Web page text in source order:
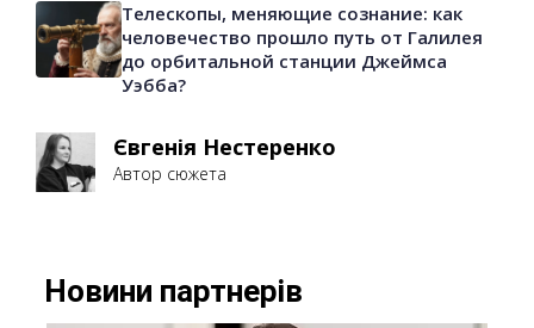
Телескопы, меняющие сознание: как
человечество прошло путь от Галилея
до орбитальной станции Джеймса
Уэбба?
Євгенія Нестеренко
Автор сюжета